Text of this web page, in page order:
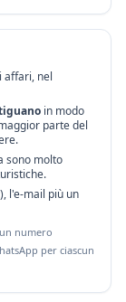
affari, nel
in modo
parte del
sono molto
l'e-mail più un
numero
per ciascun